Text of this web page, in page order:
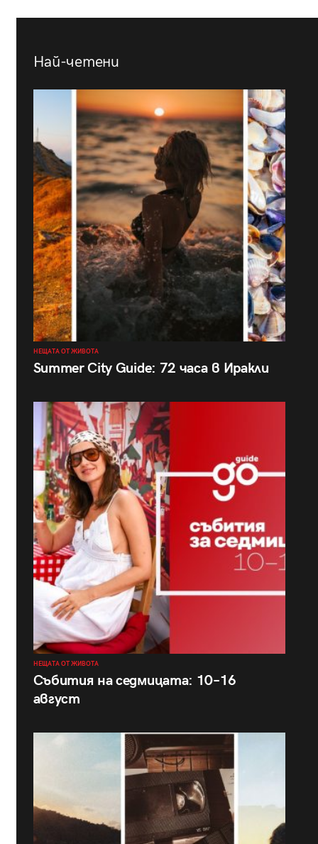
Най-четени
НЕЩАТА ОТ ЖИВОТА
Summer City Guide: 72 часа в Иракли
НЕЩАТА ОТ ЖИВОТА
Събития на седмицата: 10–16
август